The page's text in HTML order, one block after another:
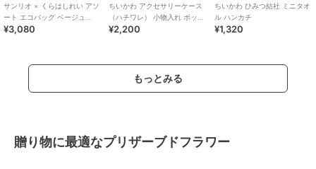
サンリオ × くらはしれい アソ
ート エコバッグ ベージュ
Sanrio
¥3,080
ちいかわ アクセサリーケース
（ハチワレ） 小物入れ ボック
ス ギフト
¥2,200
ちいかわ ひみつ結社 ミニタオ
ル ハンカチ
¥1,320
もっとみる
贈り物に最適なプリザーブドフラワー